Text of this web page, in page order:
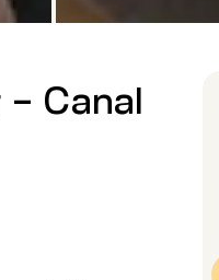
Canal